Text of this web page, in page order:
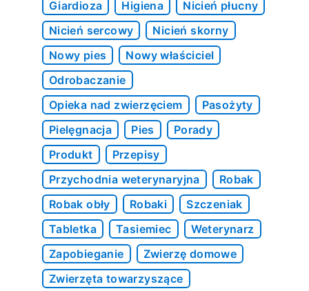
Giardioza Higiena
Nicień płucny
Nicień sercowy
Nicień skorny
Nowy pies
Nowy właściciel
Odrobaczanie
Opieka nad zwierzęciem
Pasożyty
Pielęgnacja
Pies
Porady
Produkt
Przepisy
Przychodnia weterynaryjna
Robak
Robak obły
Robaki
Szczeniak
Tabletka
Tasiemiec
Weterynarz
Zapobieganie
Zwierzę domowe
Zwierzęta towarzyszące